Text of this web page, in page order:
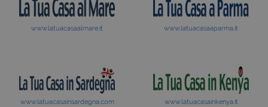
www.latuacasaalmare.it www.latuacasaaparma.it
www.latuacasainsardegna.com www.latuacasainkenya.it